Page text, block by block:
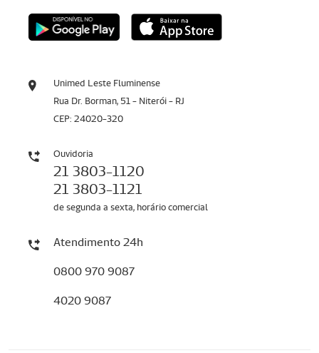
Unimed Leste Fluminense
Rua Dr. Borman, 51 - Niterói - RJ
CEP: 24020-320
Ouvidoria
21 3803-1120
21 3803-1121
de segunda a sexta, horário comercial
Atendimento 24h
0800 970 9087
4020 9087